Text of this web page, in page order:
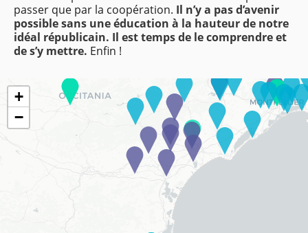
passer que par la coopération. Il n’y a pas d’avenir
possible sans une éducation à la hauteur de notre
idéal républicain. Il est temps de le comprendre et
de s’y mettre. Enfin !
+
−